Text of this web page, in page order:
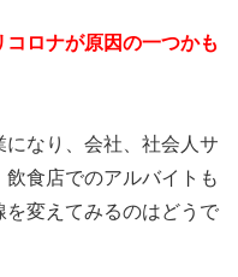
ロナが原因の一つかも
なり、会社、社会人サ
食店でのアルバイトも
を変えてみるのはどうで